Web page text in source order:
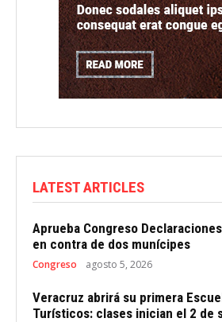
LATEST ARTICLES
Aprueba Congreso
en contra de dos munícipes
Congreso agosto 5, 2026
Veracruz abrirá su primera
Turísticos: clases inician el 2 de